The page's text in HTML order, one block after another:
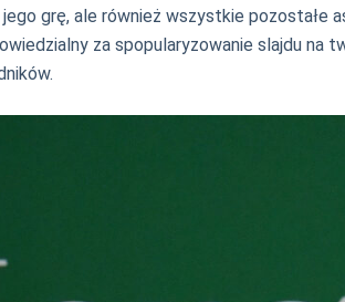
grę, ale również wszystkie
za spopularyzowanie slajdu na